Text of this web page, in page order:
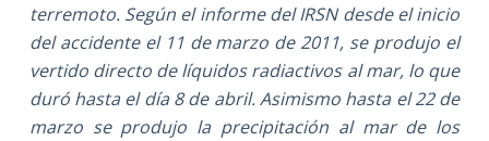
terremoto. Según el informe del IRSN desde el inicio
del accidente el 11 de marzo de 2011, se produjo el
vertido directo de líquidos radiactivos al mar, lo que
duró hasta el día 8 de abril. Asimismo hasta el 22 de
marzo se produjo la precipitación al mar de los